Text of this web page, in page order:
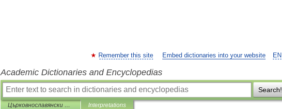
EN
Remember this site Embed dictionaries into your website
Academic Dictionaries and Encyclopedias
Search!
Църковнославянски речник Interpretations